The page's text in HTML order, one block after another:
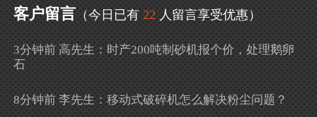
客户留言 （今日已有 22 人留言享受优惠）
3分钟前 高先生：时产200吨制砂机报个价，处理鹅卵
石
8分钟前 李先生：移动式破碎机怎么解决粉尘问题？